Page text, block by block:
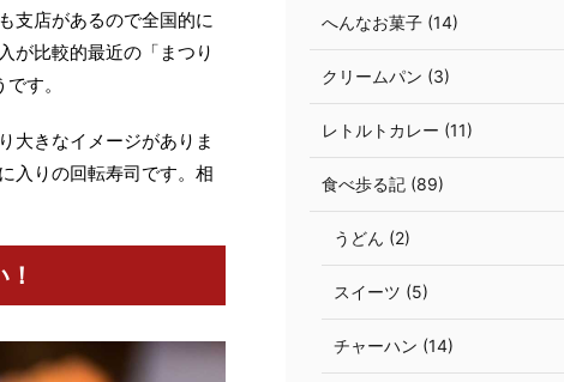
支店があるので全国的に
が比較的最近の「まつり
す。
大きなイメージがありま
入りの回転寿司です。相
へんなお菓子 (14)
クリームパン (3)
レトルトカレー (11)
食べ歩る記 (89)
うどん (2)
スイーツ (5)
チャーハン (14)